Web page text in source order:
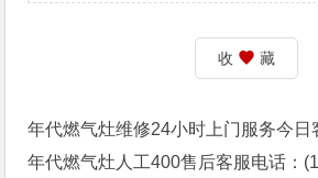
收 藏
年代燃气灶维修24小时上门服务今日
年代燃气灶人工400售后客服电话：